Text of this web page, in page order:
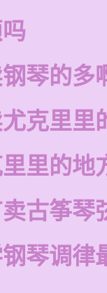
琴的多
克里里
里的地
古筝琴
琴调律